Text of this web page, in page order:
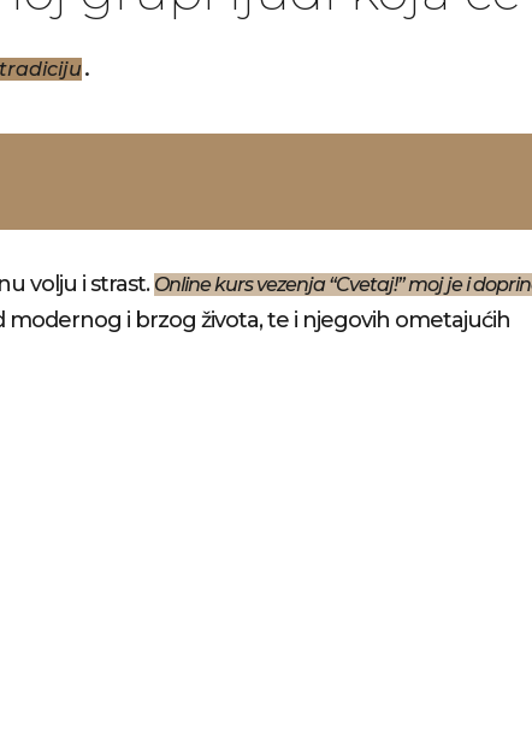
.
volju i strast. Online kurs vezenja “Cvetaj!” moj je i
modernog i brzog života, te i njegovih ometajućih